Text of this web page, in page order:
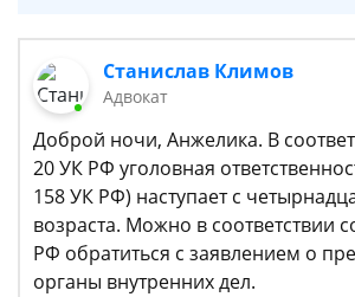
Станислав Климов
Адвокат
Доброй ночи, Анжелика. В
20 УК РФ уголовная
158 УК РФ) наступает с
возраста. Можно в соответствии
РФ обратиться с заявлением о
органы внутренних дел.